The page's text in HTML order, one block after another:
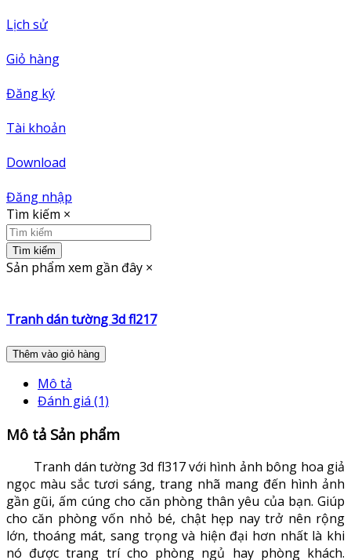
Lịch sử
Giỏ hàng
Đăng ký
Tài khoản
Download
Đăng nhập
Tìm kiếm ×
Tìm kiếm
Sản phẩm xem gần đây ×
Tranh dán tường 3d fl217
Thêm vào giỏ hàng
Mô tả
Đánh giá (1)
Mô tả Sản phẩm
Tranh dán tường 3d fl317 với hình ảnh bông hoa giả
ngọc màu sắc tươi sáng, trang nhã mang đến hình ảnh
gần gũi, ấm cúng cho căn phòng thân yêu của bạn. Giúp
cho căn phòng vốn nhỏ bé, chật hẹp nay trở nên rộng
lớn, thoáng mát, sang trọng và hiện đại hơn nhất là khi
nó được trang trí cho phòng ngủ hay phòng khách.